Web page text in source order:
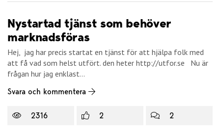
2316 2 2
Nystartad tjänst som behöver
marknadsföras
Hej, jag har precis startat en tjänst för att hjälpa folk med
att få vad som helst utfört. den heter http://utfor.se Nu är
frågan hur jag enklast...
Svara och kommentera